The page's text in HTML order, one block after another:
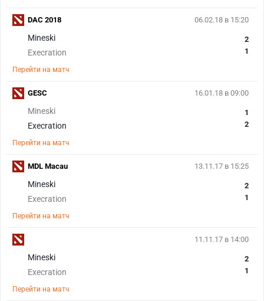
06.02.18 в 15:20
Mineski
Execration
2
1
Перейти на матч
DAC 2018
16.01.18 в 09:00
Mineski
Execration
1
2
Перейти на матч
GESC
13.11.17 в 15:25
Mineski
Execration
2
1
Перейти на матч
MDL Macau
11.11.17 в 14:00
Mineski
Execration
2
1
Перейти на матч